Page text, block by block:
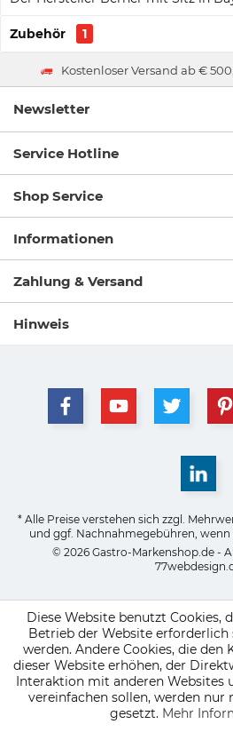
Zubehör 1
Kostenloser Versand ab €
Newsletter
Service Hotline
Shop Service
Informationen
Zahlung & Versand
Hinweis
* Alle Preise verstehen sich zzgl.
und ggf. Nachnahmegebühren,
© 2026 Gastro-Markenshop.de -
Diese Website benutzt Cookies,
Betrieb der Website
werden. Andere Cookies, die
dieser Website erhöhen, der
Interaktion mit anderen Websites
vereinfachen sollen, werden
gesetzt. Mehr